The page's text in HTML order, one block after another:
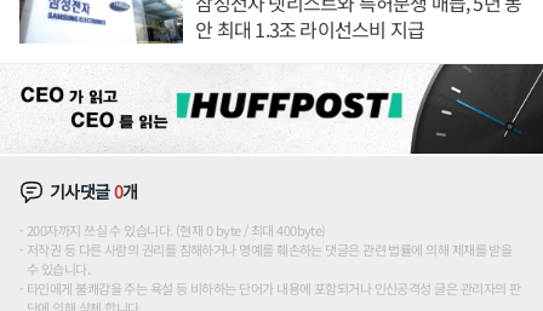
안 최대 1.3조 라이선스비 지급
기사댓글0개
200자까지 쓰실 수 있습니다. (현재 0 byte / 최대 400byte)
저작권 등 다른 사람의 권리를 침해하거나 명예를 훼손하는 댓글은 관련 법률에 의해 제재를 받을
수 있습니다.
타인에게 불쾌감을 주는 욕설 등 비하하는 단어가 내용에 포함되거나 인신공격성 글은 관리자의 판